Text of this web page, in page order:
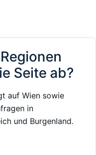
Seite ab?
auf Wien sowie
in
und Burgenland.